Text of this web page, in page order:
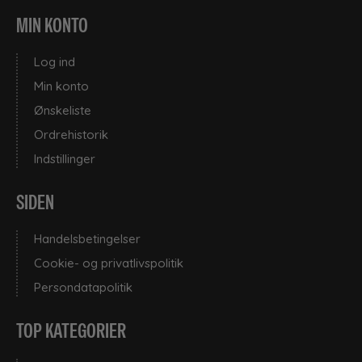
MIN KONTO
Log ind
Min konto
Ønskeliste
Ordrehistorik
Indstillinger
SIDEN
Handelsbetingelser
Cookie- og privatlivspolitik
Persondatapolitik
TOP KATEGORIER